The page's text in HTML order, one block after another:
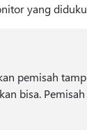
yang
pemisah
bisa.